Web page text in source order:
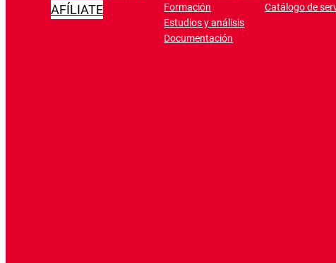
AFÍLIATE
Formación
Estudios y análisis
Documentación
Catálogo de